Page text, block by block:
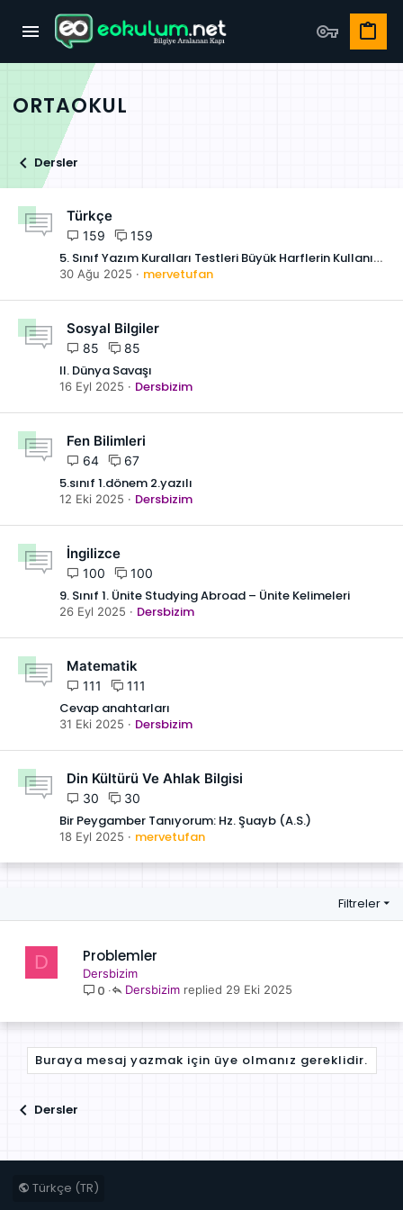
ORTAOKUL
Dersler
Türkçe
159 159
5. Sınıf Yazım Kuralları Testleri Büyük Harflerin Kullanıldığı Yerler
30 Ağu 2025
mervetufan
Sosyal Bilgiler
85 85
II. Dünya Savaşı
16 Eyl 2025 Dersbizim
Fen Bilimleri
64 67
5.sınıf 1.dönem 2.yazılı
12 Eki 2025 Dersbizim
İngilizce
100 100
9. Sınıf 1. Ünite Studying Abroad – Ünite Kelimeleri
26 Eyl 2025 Dersbizim
Matematik
111 111
Cevap anahtarları
31 Eki 2025 Dersbizim
Din Kültürü Ve Ahlak Bilgisi
30 30
Bir Peygamber Tanıyorum: Hz. Şuayb (A.S.)
18 Eyl 2025 mervetufan
Filtreler
D Problemler
Dersbizim
0 29 Eki 2025
Dersbizim
Buraya mesaj yazmak için üye olmanız gereklidir.
Dersler
Türkçe (TR)